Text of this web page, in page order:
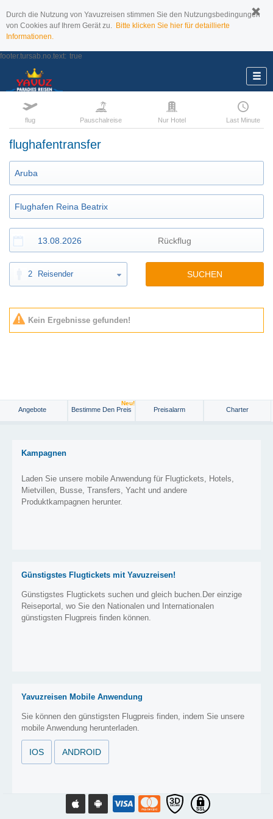
Durch die Nutzung von Yavuzreisen stimmen Sie den Nutzungsbedingungen
von Cookies auf Ihrem Gerät zu. Bitte klicken Sie hier für detaillierte
Informationen.
footer.tursab.no.text: true
flug Pauschalreise Nur Hotel Last Minute
flughafentransfer
2 Reisender SUCHEN
Kein Ergebnisse gefunden!
Angebote Bestimme Den Preis
Neu!
Preisalarm Charter
Kampagnen
Laden Sie unsere mobile Anwendung für Flugtickets, Hotels,
Mietvillen, Busse, Transfers, Yacht und andere
Produktkampagnen herunter.
Günstigstes Flugtickets mit Yavuzreisen!
Günstigstes Flugtickets suchen und gleich buchen.Der einzige
Reiseportal, wo Sie den Nationalen und Internationalen
günstigsten Flugpreis finden können.
Yavuzreisen Mobile Anwendung
Sie können den günstigsten Flugpreis finden, indem Sie unsere
mobile Anwendung herunterladen.
IOS ANDROID